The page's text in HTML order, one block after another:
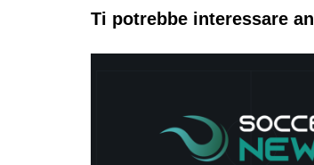
Ti potrebbe interessare